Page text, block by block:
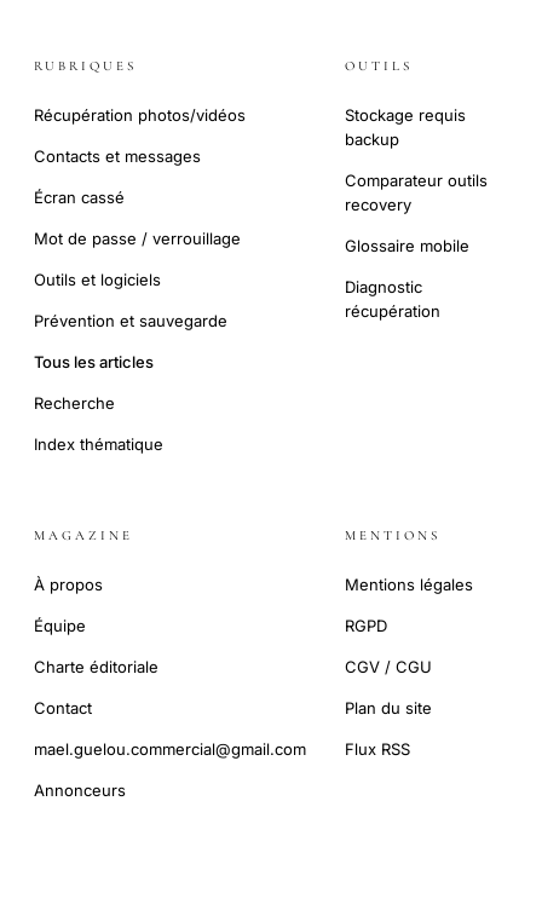
RUBRIQUES
Récupération photos/vidéos
Contacts et messages
Écran cassé
Mot de passe / verrouillage
Outils et logiciels
Prévention et sauvegarde
Tous les articles
Recherche
Index thématique
OUTILS
Stockage requis
backup
Comparateur outils
recovery
Glossaire mobile
Diagnostic
récupération
MAGAZINE
À propos
Équipe
Charte éditoriale
Contact
mael.guelou.commercial@gmail.com
Annonceurs
MENTIONS
Mentions légales
RGPD
CGV / CGU
Plan du site
Flux RSS